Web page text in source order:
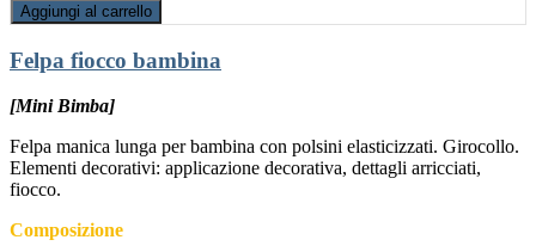
Aggiungi al carrello
Felpa fiocco bambina
[Mini Bimba]
Felpa manica lunga per bambina con polsini elasticizzati. Girocollo.
Elementi decorativi: applicazione decorativa, dettagli arricciati,
fiocco.
Composizione